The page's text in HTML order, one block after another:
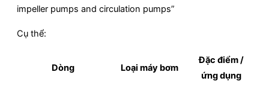
impeller pumps and circulation pumps”
Cụ thể:
Dòng Loại máy bơm
Đặc điểm /
ứng dụng